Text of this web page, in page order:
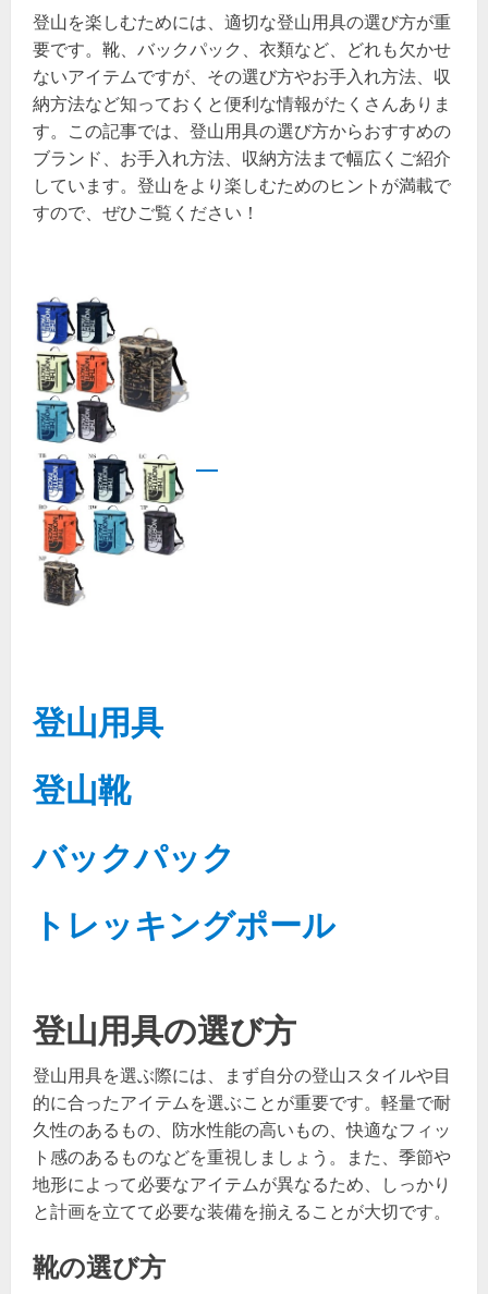
登山を楽しむためには、適切な登山用具の選び方が重
要です。靴、バックパック、衣類など、どれも欠かせ
ないアイテムですが、その選び方やお手入れ方法、収
納方法など知っておくと便利な情報がたくさんありま
す。この記事では、登山用具の選び方からおすすめの
ブランド、お手入れ方法、収納方法まで幅広くご紹介
しています。登山をより楽しむためのヒントが満載で
すので、ぜひご覧ください！
登山用具
登山靴
バックパック
トレッキングポール
登山用具の選び方
登山用具を選ぶ際には、まず自分の登山スタイルや目
的に合ったアイテムを選ぶことが重要です。軽量で耐
久性のあるもの、防水性能の高いもの、快適なフィッ
ト感のあるものなどを重視しましょう。また、季節や
地形によって必要なアイテムが異なるため、しっかり
と計画を立てて必要な装備を揃えることが大切です。
靴の選び方